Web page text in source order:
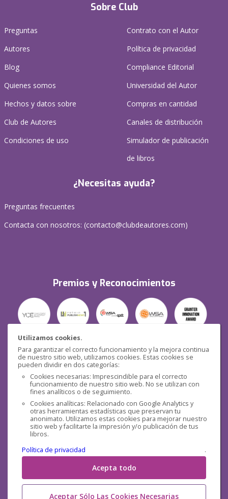
Utilizamos cookies.
Para garantizar el correcto funcionamiento y la mejora continua
de nuestro sitio web, utilizamos cookies. Estas cookies se
pueden dividir en dos categorías:
Cookies necesarias: Imprescindible para el correcto
funcionamiento de nuestro sitio web. No se utilizan con
fines analíticos o de seguimiento.
Cookies analíticas: Relacionado con Google Analytics y
otras herramientas estadísticas que preservan tu
anonimato. Utilizamos estas cookies para mejorar nuestro
sitio web y facilitarte la impresión y/o publicación de tus
libros.
Política de privacidad
.
Acepta todo
Aceptar Sólo Las Cookies Necesarias
Sobre Club
Preguntas
Autores
Blog
Quienes somos
Hechos y datos sobre
Club de Autores
Condiciones de uso
Contrato con el Autor
Política de privacidad
Compliance Editorial
Universidad del Autor
Compras en cantidad
Canales de distribución
Simulador de publicación
de libros
¿Necesitas ayuda?
Preguntas frecuentes
Contacta con nosotros: (contacto@clubdeautores.com)
Premios y Reconocimientos
Seguridad
Redes sociales